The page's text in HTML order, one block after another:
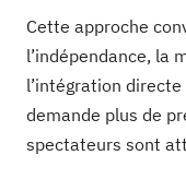
Cette approche
l’indépendance, la
l’intégration
demande plus de
spectateurs sont